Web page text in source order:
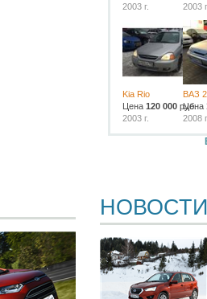
2003 г.
2003
Kia Rio
Цена 120 000 руб.
2003 г.
ВАЗ
Цена
2008
НОВОСТИ